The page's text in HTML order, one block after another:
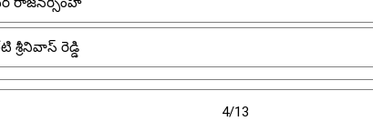
శ్రీనివాస్ రెడ్డి
4/13